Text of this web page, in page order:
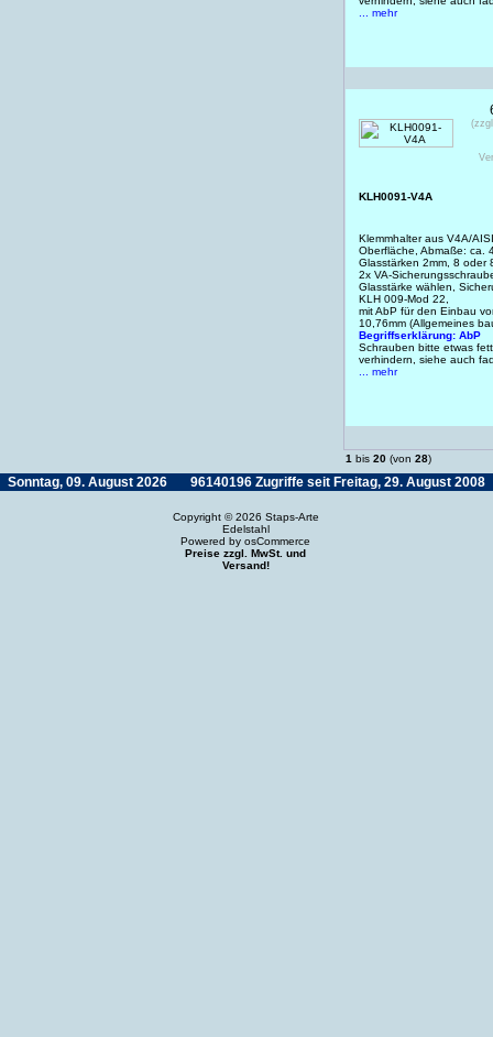
... mehr
KLH0091-V4A
Klemmhalter aus V4A/
Oberfläche, Abmaße: ca.
Glasstärken 2mm, 8 oder
2x VA-
Glasstärke wählen,
KLH 009-Mod 22,
mit AbP für den Einbau
10,76mm (Allgemeines
Begriffserklärung: AbP
Schrauben bitte etwas
verhindern, siehe auch
... mehr
1 bis 20 (von 28)
Sonntag, 09. August 2026 96140196 Zugriffe seit Freitag, 29. August 2008
Copyright © 2026 Staps-Arte
Edelstahl
Powered by osCommerce
Preise zzgl. MwSt. und
Versand!